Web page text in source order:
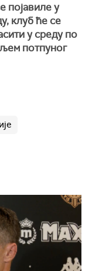
појавиле у
клуб ће се
у среду по
потпуног